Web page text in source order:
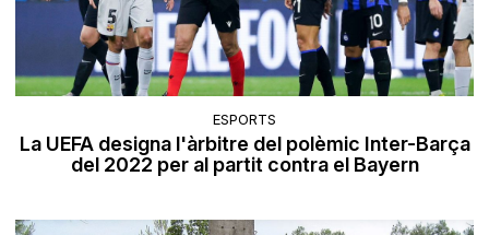
ESPORTS
La UEFA designa l'àrbitre del polèmic Inter-Barça
del 2022 per al partit contra el Bayern